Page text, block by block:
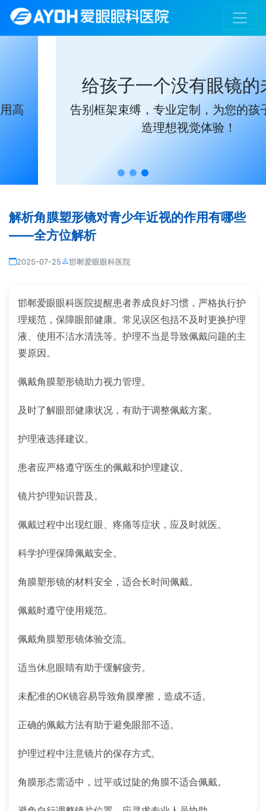
给孩子一个没有眼镜的未来
告别框架束缚，专业定制，为您的孩子量身打
造理想视觉体验！
解析角膜塑形镜对青少年近视的作用有哪些
——全方位解析
2025-07-25 邯郸爱眼眼科医院
邯郸爱眼眼科医院提醒患者养成良好习惯，严格执行护
理规范，保障眼部健康。常见误区包括不及时更换护理
液、使用不洁水清洗等。护理不当是导致佩戴问题的主
要原因。
佩戴角膜塑形镜助力视力管理。
及时了解眼部健康状况，有助于调整佩戴方案。
护理液选择建议。
患者应严格遵守医生的佩戴和护理建议。
镜片护理知识普及。
佩戴过程中出现红眼、疼痛等症状，应及时就医。
科学护理保障佩戴安全。
角膜塑形镜的材料安全，适合长时间佩戴。
佩戴时遵守使用规范。
佩戴角膜塑形镜体验交流。
适当休息眼睛有助于缓解疲劳。
未配准的OK镜容易导致角膜摩擦，造成不适。
正确的佩戴方法有助于避免眼部不适。
护理过程中注意镜片的保存方式。
角膜形态需适中，过平或过陡的角膜不适合佩戴。